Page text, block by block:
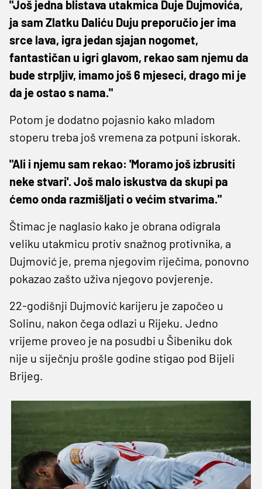
"Još jedna blistava utakmica Duje Dujmovića,
ja sam Zlatku Daliću Duju preporučio jer ima
srce lava, igra jedan sjajan nogomet,
fantastičan u igri glavom, rekao sam njemu da
bude strpljiv, imamo još 6 mjeseci, drago mi je
da je ostao s nama."
Potom je dodatno pojasnio kako mladom
stoperu treba još vremena za potpuni iskorak.
"Ali i njemu sam rekao: 'Moramo još izbrusiti
neke stvari'. Još malo iskustva da skupi pa
ćemo onda razmišljati o većim stvarima."
Štimac je naglasio kako je obrana odigrala
veliku utakmicu protiv snažnog protivnika, a
Dujmović je, prema njegovim riječima, ponovno
pokazao zašto uživa njegovo povjerenje.
22-godišnji Dujmović karijeru je započeo u
Solinu, nakon čega odlazi u Rijeku. Jedno
vrijeme proveo je na posudbi u Šibeniku dok
nije u siječnju prošle godine stigao pod Bijeli
Brijeg.